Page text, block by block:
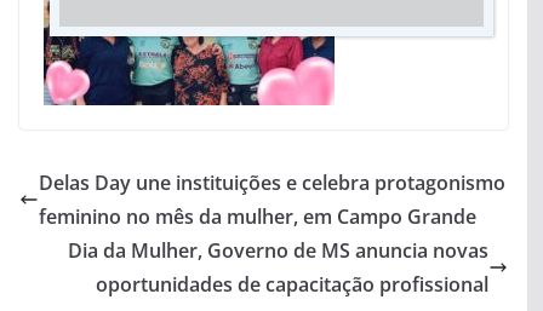
Delas Day une instituições e celebra protagonismo
feminino no mês da mulher, em Campo Grande
Dia da Mulher, Governo de MS anuncia novas
oportunidades de capacitação profissional